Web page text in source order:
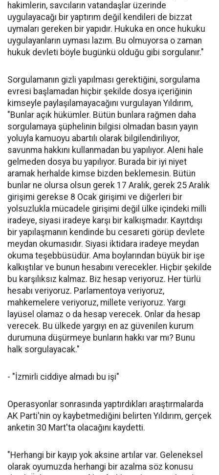
hakimlerin, savcıların vatandaşlar üzerinde
uygulayacağı bir yaptırım değil kendileri de bizzat
uymaları gereken bir yapıdır. Hukuka en once hukuku
uygulayanların uyması lazım. Bu olmuyorsa o zaman
hukuk devleti böyle bugünkü olduğu gibi sorgulanır."
Sorgulamanın gizli yapılması gerektiğini, sorgulama
evresi başlamadan hiçbir şekilde dosya içeriğinin
kimseyle paylaşılamayacağını vurgulayan Yıldırım,
"Bunlar açık hükümler. Bütün bunlara rağmen daha
sorgulamaya şüphelinin bilgisi olmadan basın yayın
yoluyla kamuoyu abartılı olarak bilgilendiriliyor,
savunma hakkını kullanmadan bu yapılıyor. Aleni hale
gelmeden dosya bu yapılıyor. Burada bir iyi niyet
aramak herhalde kimse bizden beklemesin. Bütün
bunlar ne olursa olsun gerek 17 Aralık, gerek 25 Aralık
girişimi gerekse 8 Ocak girişimi ve diğerleri bir
yolsuzlukla mücadele girişimi değil ülke içindeki milli
iradeye, siyasi iradeye karşı bir kalkışmadır. Kayıtdışı
bir yapılaşmanın kendinde bu cesareti görüp devlete
meydan okumasıdır. Siyasi iktidara iradeye meydan
okuma teşebbüsüdür. Ama boylarından büyük bir işe
kalkıştılar ve bunun hesabını verecekler. Hiçbir şekilde
bu karşılıksız kalmaz. Biz hesap veriyoruz. Her türlü
hesabı veriyoruz. Parlamentoya veriyoruz,
mahkemelere veriyoruz, millete veriyoruz. Yargı
layüsel olamaz o da hesap verecek. Onlar da hesap
verecek. Bu ülkede yargıyı en az güvenilen kurum
durumuna düşürmeye bunların hakkı var mı? Bunu
halk sorgulayacak."
- "İzmirli ciddiye almadı bu işi"
Operasyonlar sonrasında yaptırdıkları araştırmalarda
AK Parti'nin oy kaybetmediğini belirten Yıldırım, gerçek
anketin 30 Mart'ta olacağını kaydetti.
"Herhangi bir kayıp yok aksine artılar var. Geleneksel
olarak oyumuzda herhangi bir azalma söz konusu